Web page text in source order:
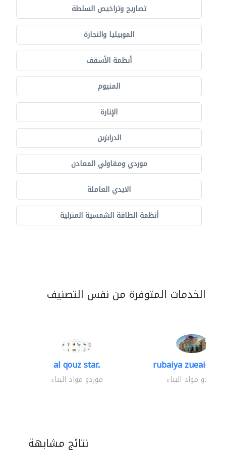
تصاريح وتراخيص السلطة
الموبيليا والنجارة
أنظمة الأسقف
المنيوم
الإنارة
الدرابزين
موردي ومقاولي المعادن
الايدي العاملة
أنظمة الطاقة الشمسية المنزلية
الخدمات المتوفرة من نفس التصنيف
al qouz star..
موردو مواد البناء
rubaiya zueaid
موردو مواد البناء
نتائج مشابهة